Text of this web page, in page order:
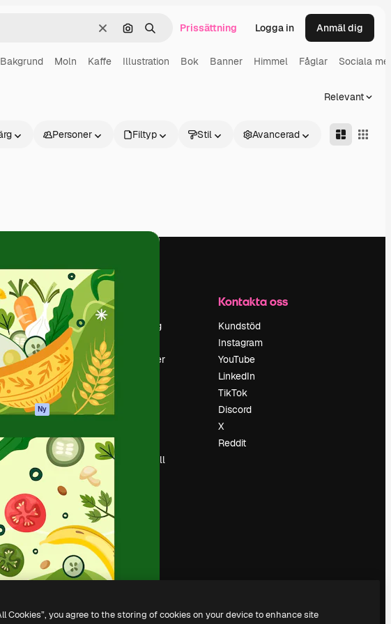
RensaSök efter bild
Söka Prissättning Logga in Anmäl dig
Bakgrund Moln Kaffe Illustration Bok Banner Himmel Fåglar Sociala
Relevant
Personer Filtyp Stil Avancerad
Kom igång
Academy
Dokumentation
Support
Användarvillkor
Integritetspolicy
Original Ny
Förtroendecenter
Affiliates
Företag
Företag
Prissättning
Om oss
Recensioner
Karriär
Söktrender
Slidesgo
Sälj innehåll
magnific.ai
Kontakta oss
Kundstöd
Instagram
YouTube
LinkedIn
TikTok
Discord
X
Reddit
Cookies”, you agree to the storing of cookies on your device to enhance site